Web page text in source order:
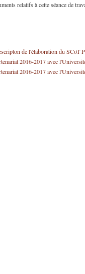
relatifs à cette séance de
de l'élaboration du SCoT
2016-2017 avec
2016-2017 avec